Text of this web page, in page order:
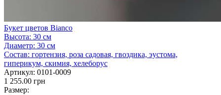
Букет цветов Bianco
Высота: 30 см
Диаметр: 30 см
Состав: гортензия, роза садовая, гвоздика, эустома,
гиперикум, скимия, хелеборус
Артикул: 0101-0009
1 255.00 грн
Размер: